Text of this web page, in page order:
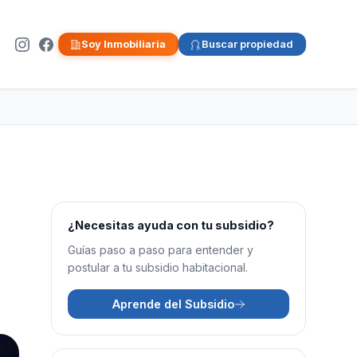
Soy Inmobiliaria Buscar propiedad
¿Necesitas ayuda con tu subsidio?
Guías paso a paso para entender y
postular a tu subsidio habitacional.
Aprende del Subsidio